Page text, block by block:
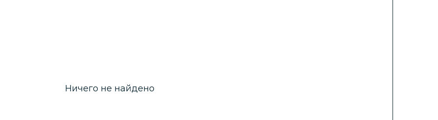
Ничего не найдено